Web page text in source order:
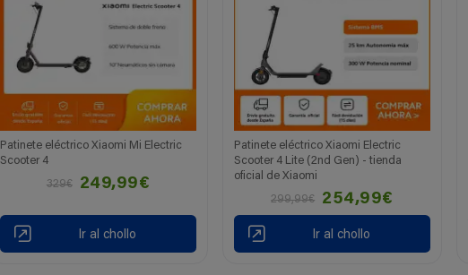
Patinete eléctrico Xiaomi Mi Electric
Scooter 4
329€
249,99€
Ir al chollo
Patinete eléctrico Xiaomi Electric
Scooter 4 Lite (2nd Gen) - tienda
oficial de Xiaomi
299,99€
254,99€
Ir al chollo